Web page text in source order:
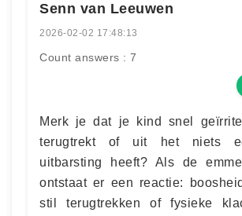
Senn van Leeuwen
2026-02-02 17:48:13
Count answers : 7
Merk je dat je kind snel
terugtrekt of uit het niets
uitbarsting heeft? Als de
ontstaat er een reactie:
stil terugtrekken of fysieke